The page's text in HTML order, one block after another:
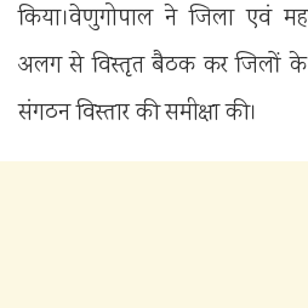
किया।वेणुगोपाल ने जिला एवं
अलग से विस्तृत बैठक कर जिलों के
संगठन विस्तार की समीक्षा की।